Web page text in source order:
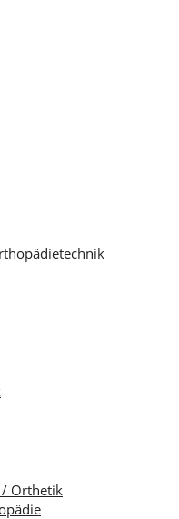
Orthetik